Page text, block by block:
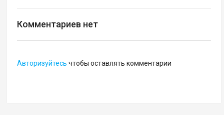
Комментариев нет
Авторизуйтесь чтобы оставлять комментарии